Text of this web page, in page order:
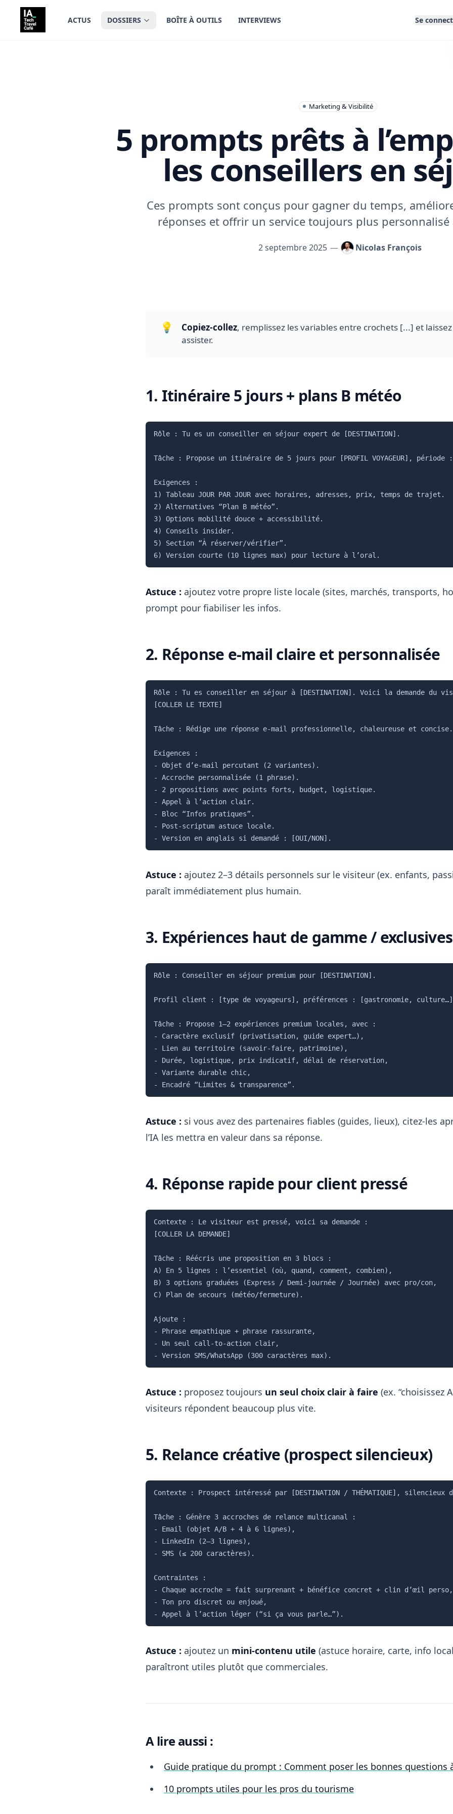
principal
ACTUS
DOSSIERS BOÎTE À OUTILS INTERVIEWS Se
Marketing & Visibilité
5 prompts prêts à
les conseillers en
Ces prompts sont conçus pour gagner du temps,
réponses et offrir un service toujours plus personnalisé
2 septembre 2025 — Nicolas François
💡 Copiez-collez, remplissez les variables entre crochets [...] et laissez
assister.
1. Itinéraire 5 jours + plans B météo
Rôle : Tu es un conseiller en séjour expert de [DESTINATION].
Tâche : Propose un itinéraire de 5 jours pour [PROFIL VOYAGEUR], période
Exigences :
1) Tableau JOUR PAR JOUR avec horaires, adresses, prix, temps de trajet.
2) Alternatives “Plan B météo”.
3) Options mobilité douce + accessibilité.
4) Conseils insider.
5) Section “À réserver/vérifier”.
Astuce : ajoutez votre propre liste locale (sites, marchés, transports,
prompt pour fiabiliser les infos.
2. Réponse e-mail claire et personnalisée
Rôle : Tu es conseiller en séjour à [DESTINATION]. Voici la demande du
[COLLER LE TEXTE]
Tâche : Rédige une réponse e-mail professionnelle, chaleureuse et concise.
Exigences :
- Objet d’e-mail percutant (2 variantes).
- Accroche personnalisée (1 phrase).
- 2 propositions avec points forts, budget, logistique.
- Appel à l’action clair.
- Bloc “Infos pratiques”.
- Post-scriptum astuce locale.
- Version en anglais si demandé : [OUI/NON].
Astuce : ajoutez 2–3 détails personnels sur le visiteur (ex. enfants,
paraît immédiatement plus humain.
3. Expériences haut de gamme / exclusives
Rôle : Conseiller en séjour premium pour [DESTINATION].
Profil client : [type de voyageurs], préférences : [gastronomie, culture…],
Tâche : Propose 1–2 expériences premium locales, avec :
- Caractère exclusif (privatisation, guide expert…),
- Lien au territoire (savoir-faire, patrimoine),
- Durée, logistique, prix indicatif, délai de réservation,
- Variante durable chic,
Astuce : si vous avez des partenaires fiables (guides, lieux), citez-les
l’IA les mettra en valeur dans sa réponse.
4. Réponse rapide pour client pressé
Contexte : Le visiteur est pressé, voici sa demande :
[COLLER LA DEMANDE]
Tâche : Réécris une proposition en 3 blocs :
A) En 5 lignes : l’essentiel (où, quand, comment, combien),
B) 3 options graduées (Express / Demi-journée / Journée) avec pro/con,
C) Plan de secours (météo/fermeture).
Ajoute :
- Phrase empathique + phrase rassurante,
- Un seul call-to-action clair,
Astuce : proposez toujours un seul choix clair à faire (ex. “choisissez
visiteurs répondent beaucoup plus vite.
5. Relance créative (prospect silencieux)
Contexte : Prospect intéressé par [DESTINATION / THÉMATIQUE],
Tâche : Génère 3 accroches de relance multicanal :
- Email (objet A/B + 4 à 6 lignes),
- LinkedIn (2–3 lignes),
- SMS (≤ 200 caractères).
Contraintes :
- Chaque accroche = fait surprenant + bénéfice concret + clin d’œil perso,
- Ton pro discret ou enjoué,
Astuce : ajoutez un mini-contenu utile (astuce horaire, carte, info
paraîtront utiles plutôt que commerciales.
A lire aussi :
Guide pratique du prompt : Comment poser les bonnes questions à
10 prompts utiles pour les pros du tourisme